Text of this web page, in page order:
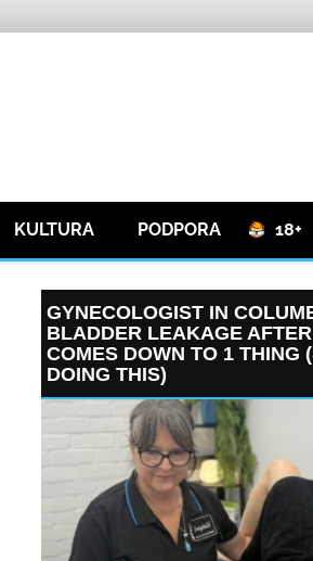
KULTURA PODPORA 18+
GYNECOLOGIST IN
BLADDER LEAKAGE
COMES DOWN TO 1 THING
DOING THIS)